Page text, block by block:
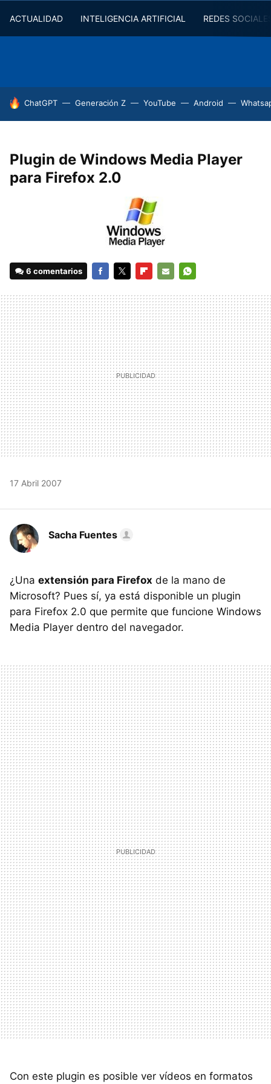
ACTUALIDAD INTELIGENCIA ARTIFICIAL REDES
HOY SE HABLA DE
ChatGPT Generación Z YouTube Android
Plugin de Windows Media Player
para Firefox 2.0
6 comentarios
MAIL
17 Abril 2007
Sacha Fuentes
¿Una extensión para Firefox de la mano de
Microsoft? Pues sí, ya está disponible un plugin
para Firefox 2.0 que permite que funcione Windows
Media Player dentro del navegador.
Con este plugin es posible ver vídeos en formatos